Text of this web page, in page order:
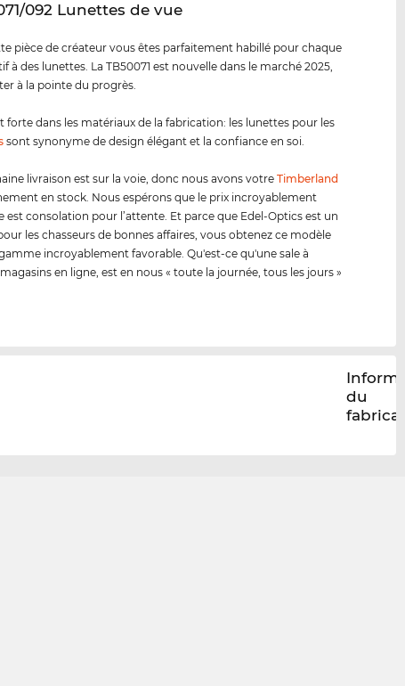
092 Lunettes de vue
pièce de créateur vous êtes parfaitement habillé pour chaque
à des lunettes. La TB50071 est nouvelle dans le marché 2025,
à la pointe du progrès.
forte dans les matériaux de la fabrication: les lunettes pour les
sont synonyme de design élégant et la confiance en soi.
livraison est sur la voie, donc nous avons votreTimberland
en stock. Nous espérons que le prix incroyablement
est consolation pour l’attente. Et parce que Edel-Optics est un
les chasseurs de bonnes affaires, vous obtenez ce modèle
incroyablement favorable. Qu'est-ce qu'une sale à
en ligne, est en nous « toute la journée, tous les jours »
du